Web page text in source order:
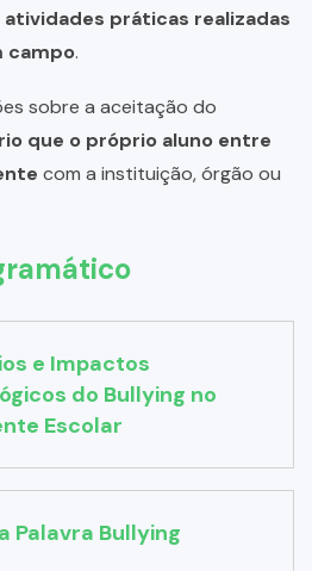
atividades práticas realizadas
campo.
sobre a aceitação do
que o próprio aluno entre
com a instituição, órgão ou
e Impactos
do Bullying no
Escolar
Palavra Bullying